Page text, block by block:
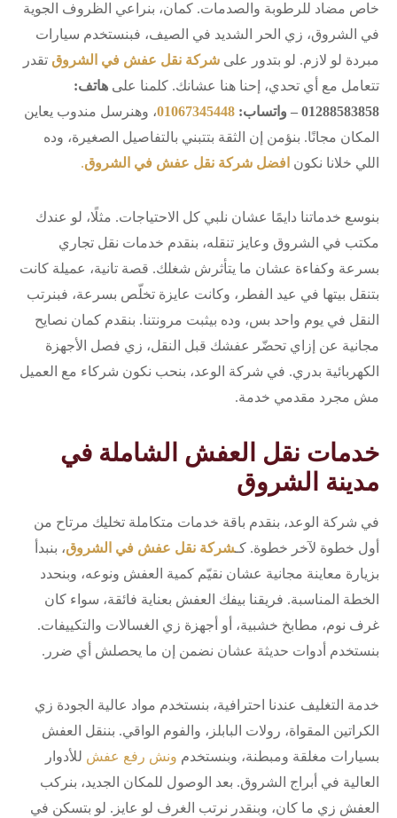
خاص مضاد للرطوبة والصدمات. كمان، بنراعي الظروف الجوية
في الشروق، زي الحر الشديد في الصيف، فبنستخدم سيارات
مبردة لو لازم. لو بتدور على شركة نقل عفش في الشروق تقدر
تتعامل مع أي تحدي، إحنا هنا عشانك. كلمنا على هاتف:
01288583858 – واتساب:
01067345448، وهنرسل مندوب يعاين
المكان مجانًا. بنؤمن إن الثقة بتتبني بالتفاصيل الصغيرة، وده
اللي خلانا نكون افضل شركة نقل عفش في الشروق.
بنوسع خدماتنا دايمًا عشان نلبي كل الاحتياجات. مثلًا، لو عندك
مكتب في الشروق وعايز تنقله، بنقدم خدمات نقل تجاري
بسرعة وكفاءة عشان ما يتأثرش شغلك. قصة تانية، عميلة كانت
بتنقل بيتها في عيد الفطر، وكانت عايزة تخلّص بسرعة، فبنرتب
النقل في يوم واحد بس، وده بيثبت مرونتنا. بنقدم كمان نصايح
مجانية عن إزاي تحضّر عفشك قبل النقل، زي فصل الأجهزة
الكهربائية بدري. في شركة الوعد، بنحب نكون شركاء مع العميل
مش مجرد مقدمي خدمة.
خدمات نقل العفش الشاملة في
مدينة الشروق
في شركة الوعد، بنقدم باقة خدمات متكاملة تخليك مرتاح من
أول خطوة لآخر خطوة. كـشركة نقل عفش في الشروق، بنبدأ
بزيارة معاينة مجانية عشان نقيّم كمية العفش ونوعه، وبنحدد
الخطة المناسبة. فريقنا بيفك العفش بعناية فائقة، سواء كان
غرف نوم، مطابخ خشبية، أو أجهزة زي الغسالات والتكييفات.
بنستخدم أدوات حديثة عشان نضمن إن ما يحصلش أي ضرر.
خدمة التغليف عندنا احترافية، بنستخدم مواد عالية الجودة زي
الكراتين المقواة، رولات البابلز، والفوم الواقي. بننقل العفش
بسيارات مغلقة ومبطنة، وبنستخدم ونش رفع عفش للأدوار
العالية في أبراج الشروق. بعد الوصول للمكان الجديد، بنركب
العفش زي ما كان، وبنقدر نرتب الغرف لو عايز. لو بتسكن في